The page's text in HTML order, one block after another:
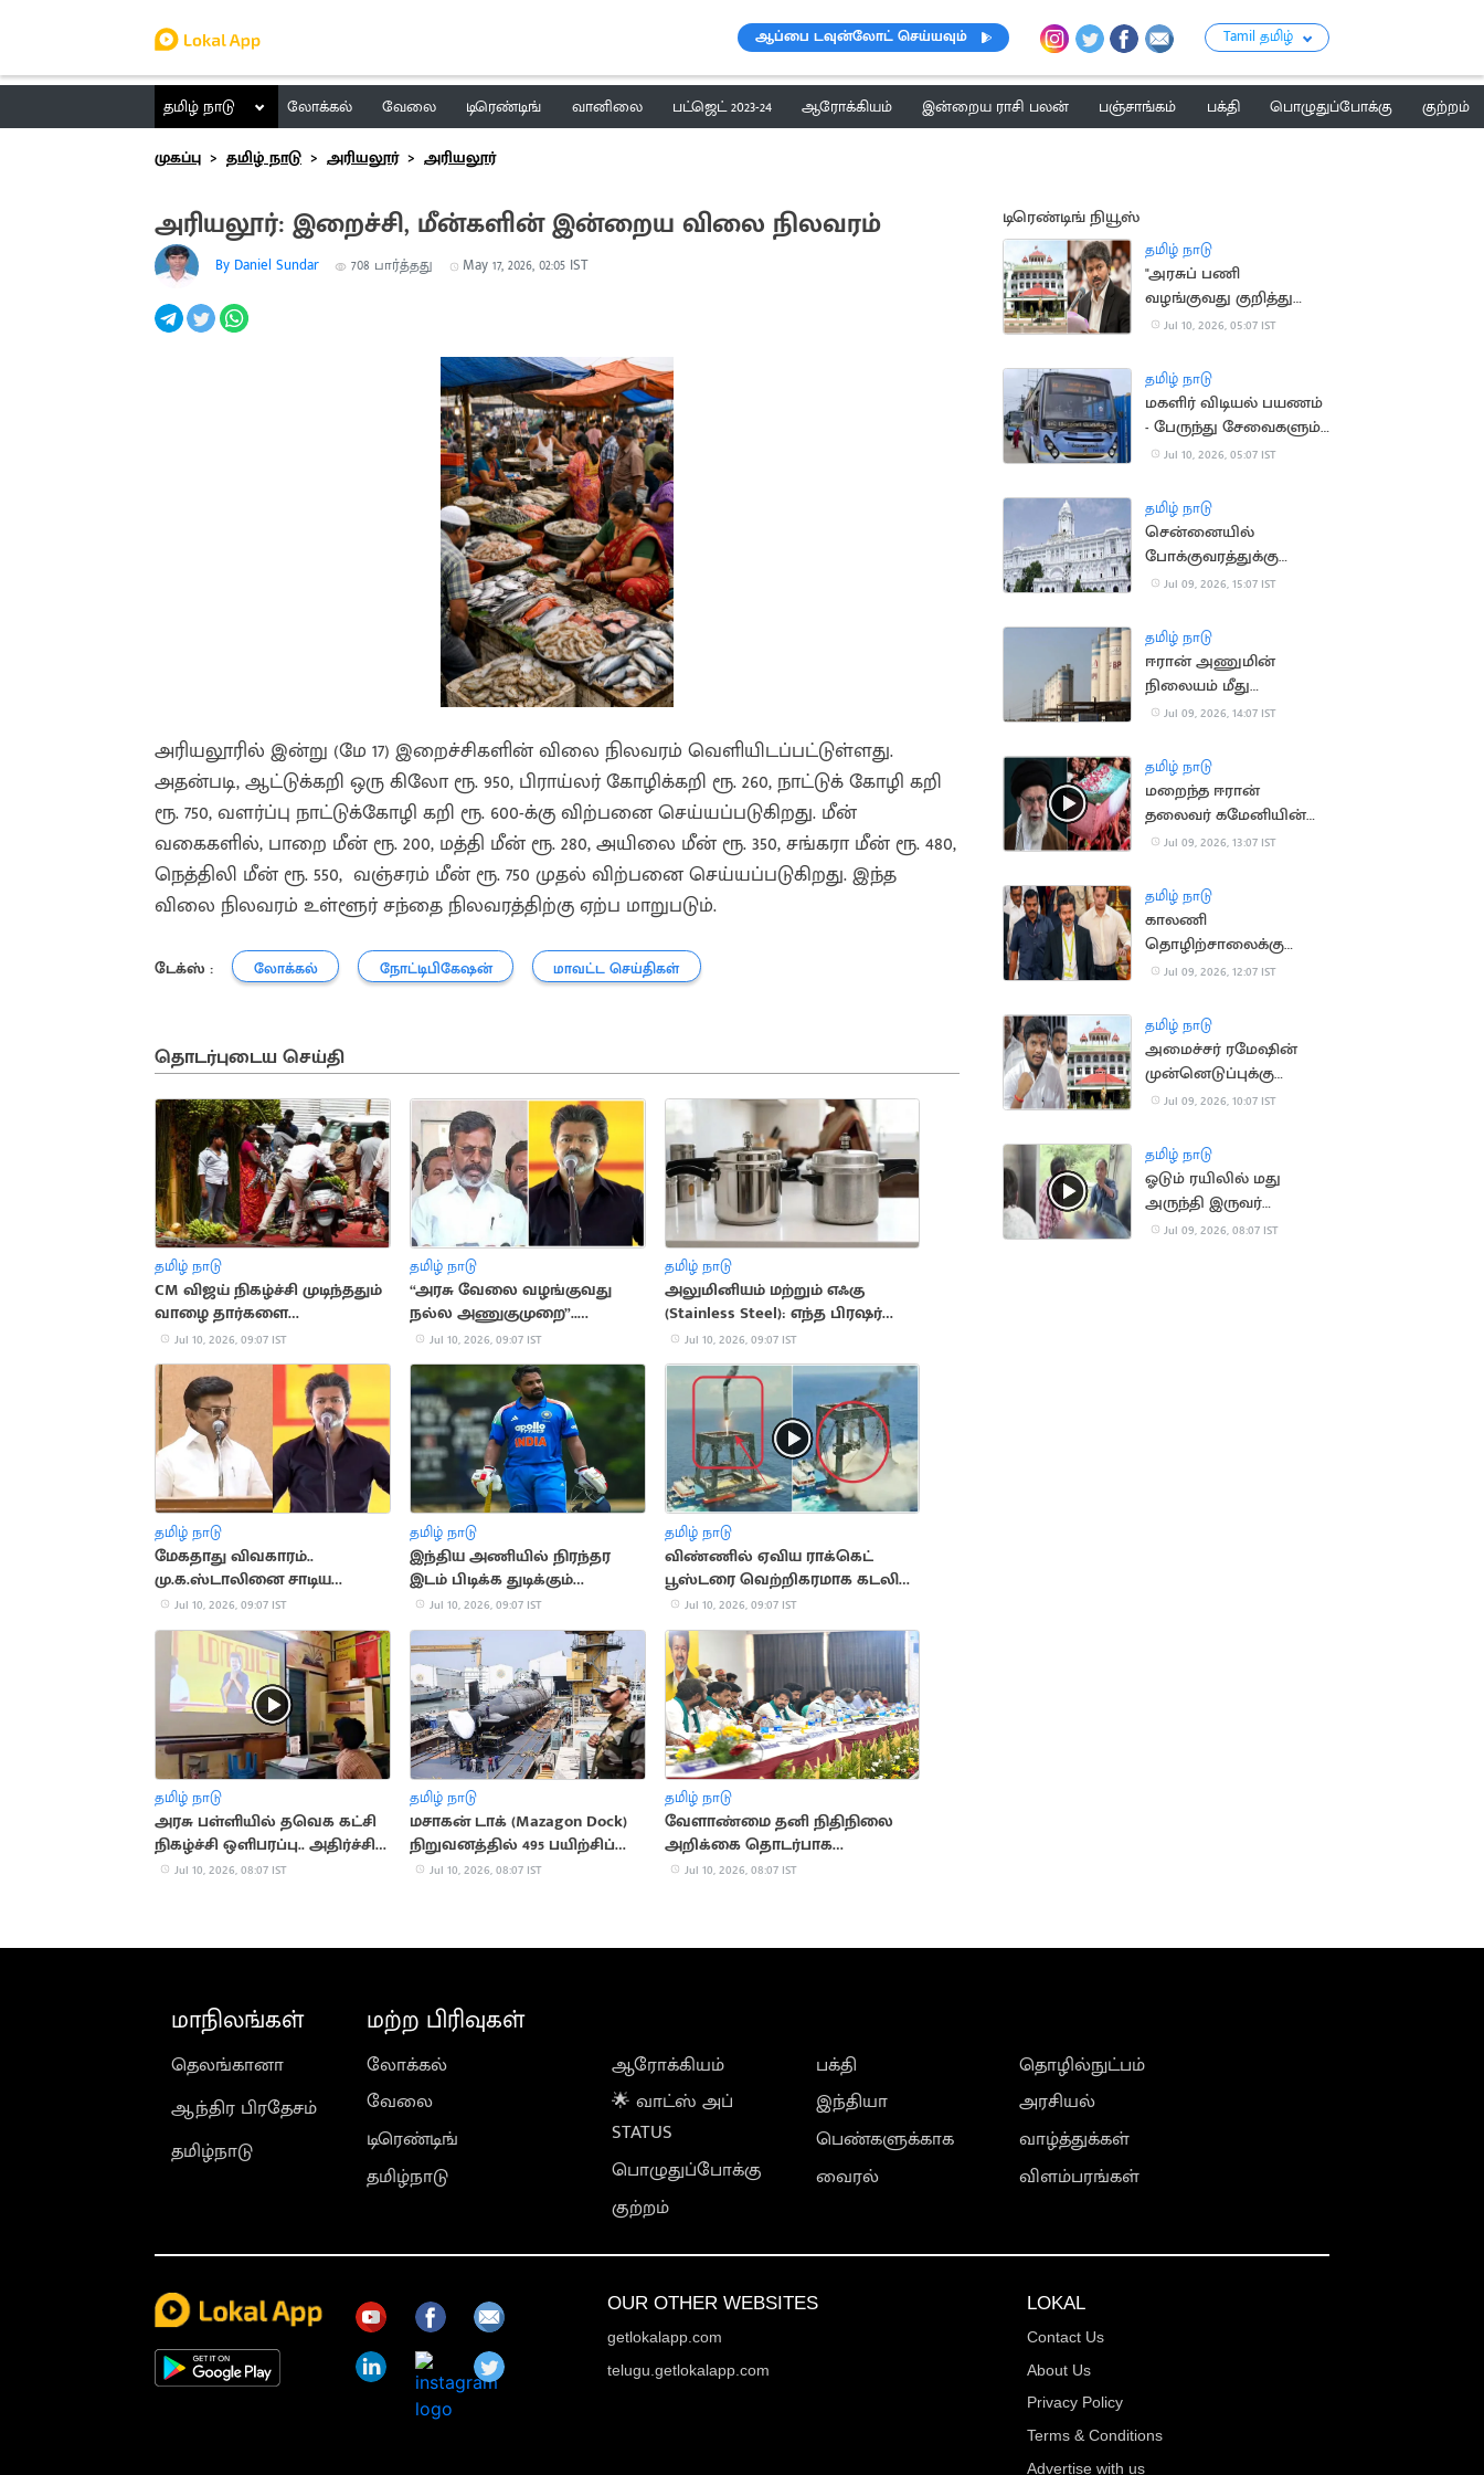
ஆப்பை டவுன்லோட் செய்யவும் Tamil தமிழ்
தமிழ் நாடு லோக்கல் வேலை டிரெண்டிங் வானிலை பட்ஜெட் 2023-24 ஆரோக்கியம் இன்றைய ராசி பலன் பஞ்சாங்கம் பக்தி பொழுதுப்போக்கு
குற்றம்
முகப்பு
தமிழ் நாடு அரியலூர் அரியலூர்
அரியலூர்: இறைச்சி, மீன்களின் இன்றைய விலை நிலவரம்
By Daniel Sundar 708 பார்த்தது May 17, 2026, 02:05 IST
அரியலூரில் இன்று (மே 17) இறைச்சிகளின் விலை நிலவரம் வெளியிடப்பட்டுள்ளது.
அதன்படி, ஆட்டுக்கறி ஒரு கிலோ ரூ. 950, பிராய்லர் கோழிக்கறி ரூ. 260, நாட்டுக் கோழி கறி
ரூ. 750, வளர்ப்பு நாட்டுக்கோழி கறி ரூ. 600-க்கு விற்பனை செய்யப்படுகிறது. மீன்
வகைகளில், பாறை மீன் ரூ. 200, மத்தி மீன் ரூ. 280, அயிலை மீன் ரூ. 350, சங்கரா மீன் ரூ. 480,
நெத்திலி மீன் ரூ. 550, வஞ்சரம் மீன் ரூ. 750 முதல் விற்பனை செய்யப்படுகிறது. இந்த
விலை நிலவரம் உள்ளூர் சந்தை நிலவரத்திற்கு ஏற்ப மாறுபடும்.
டேக்ஸ் : லோக்கல் நோட்டிபிகேஷன் மாவட்ட செய்திகள்
தொடர்புடைய செய்தி
தமிழ் நாடு
CM விஜய் நிகழ்ச்சி முடிந்ததும்
வாழை தார்களை
அள்ளிச்சென்ற மக்கள்
Jul 10, 2026, 09:07 IST
தமிழ் நாடு
“அரசு வேலை வழங்குவது
நல்ல அணுகுமுறை”..
திருமாவளவன்
Jul 10, 2026, 09:07 IST
தமிழ் நாடு
அலுமினியம் மற்றும் எஃகு
(Stainless Steel): எந்த பிரஷர்
குக்கர் ஆரோக்கியமானது?
Jul 10, 2026, 09:07 IST
தமிழ் நாடு
மேகதாது விவகாரம்..
மு.க.ஸ்டாலினை சாடிய
முதல்வர் விஜய்
Jul 10, 2026, 09:07 IST
தமிழ் நாடு
இந்திய அணியில் நிரந்தர
இடம் பிடிக்க துடிக்கும்
பிரப்சிம்ரன் சிங்
Jul 10, 2026, 09:07 IST
தமிழ் நாடு
விண்ணில் ஏவிய ராக்கெட்
பூஸ்டரை வெற்றிகரமாக கடலில்
இறக்கி சீனா
Jul 10, 2026, 09:07 IST
தமிழ் நாடு
அரசு பள்ளியில் தவெக கட்சி
நிகழ்ச்சி ஒளிபரப்பு.. அதிர்ச்சி
வீடியோ
Jul 10, 2026, 08:07 IST
தமிழ் நாடு
மசாகன் டாக் (Mazagon Dock)
நிறுவனத்தில் 495 பயிற்சிப்
பணியிடங்கள்
Jul 10, 2026, 08:07 IST
தமிழ் நாடு
வேளாண்மை தனி நிதிநிலை
அறிக்கை தொடர்பாக
ஆலோசனை
Jul 10, 2026, 08:07 IST
டிரெண்டிங் நியூஸ்
தமிழ் நாடு
"அரசுப் பணி
வழங்குவது குறித்து
சட்டப்பேரவையில்
நீதிபதிகள் கேள்வி
Jul 10, 2026, 05:07 IST
தமிழ் நாடு
மகளிர் விடியல் பயணம்
- பேருந்து சேவைகளும்
குறைப்பு?
Jul 10, 2026, 05:07 IST
தமிழ் நாடு
சென்னையில்
போக்குவரத்துக்கு
இடையூறு.. 2,243
Jul 09, 2026, 15:07 IST
தமிழ் நாடு
ஈரான் அணுமின்
நிலையம் மீது
அமெரிக்க ஏவுகணை
Jul 09, 2026, 14:07 IST
தமிழ் நாடு
மறைந்த ஈரான்
தலைவர் கமேனியின்
இறுதி ஊர்வலம்
Jul 09, 2026, 13:07 IST
தமிழ் நாடு
காலணி
தொழிற்சாலைக்கு
நாளை அடிக்கல்
Jul 09, 2026, 12:07 IST
தமிழ் நாடு
அமைச்சர் ரமேஷின்
முன்னெடுப்புக்கு
நீதிமன்றம் வரவேற்பு
Jul 09, 2026, 10:07 IST
தமிழ் நாடு
ஓடும் ரயிலில் மது
அருந்தி இருவர்
அட்டகாசம்: பயணிகள்
Jul 09, 2026, 08:07 IST
மாநிலங்கள்
தெலங்கானா
ஆந்திர பிரதேசம்
தமிழ்நாடு
மற்ற பிரிவுகள்
லோக்கல்
வேலை
டிரெண்டிங்
தமிழ்நாடு
ஆரோக்கியம்
🌟 வாட்ஸ் அப்
STATUS
பொழுதுப்போக்கு
குற்றம்
பக்தி
இந்தியா
பெண்களுக்காக
வைரல்
தொழில்நுட்பம்
அரசியல்
வாழ்த்துக்கள்
விளம்பரங்கள்
OUR OTHER WEBSITES
getlokalapp.com
telugu.getlokalapp.com
LOKAL
Contact Us
About Us
Privacy Policy
Terms & Conditions
Advertise with us